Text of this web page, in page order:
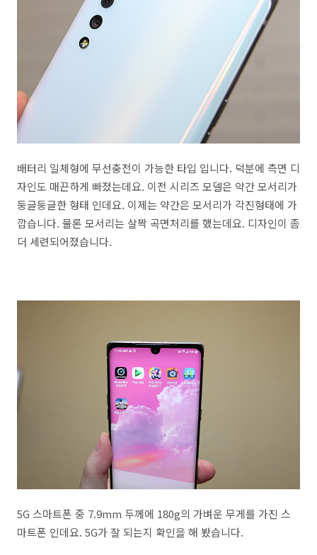
배터리 일체형에 무선충전이 가능한 타입 입니다. 덕분에 측면 디
자인도 매끈하게 빠졌는데요. 이전 시리즈 모델은 약간 모서리가
둥글둥글한 형태 인데요. 이제는 약간은 모서리가 각진형태에 가
깝습니다. 물론 모서리는 살짝 곡면처리를 했는데요. 디자인이 좀
더 세련되어졌습니다.
5G 스마트폰 중 7.9mm 두께에 180g의 가벼운 무게를 가진 스
마트폰 인데요. 5G가 잘 되는지 확인을 해 봤습니다.